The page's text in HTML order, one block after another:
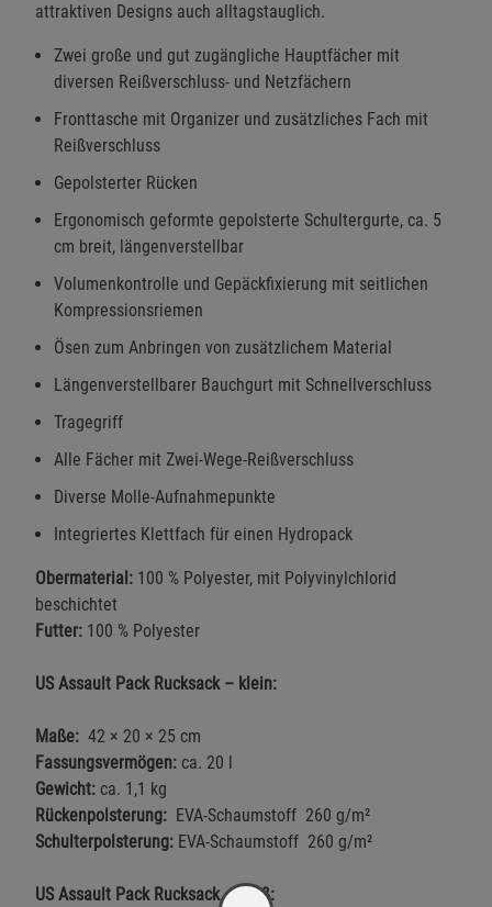
attraktiven Designs auch alltagstauglich.
Zwei große und gut zugängliche Hauptfächer mit
diversen Reißverschluss- und Netzfächern
Fronttasche mit Organizer und zusätzliches Fach mit
Reißverschluss
Gepolsterter Rücken
Ergonomisch geformte gepolsterte Schultergurte, ca. 5
cm breit, längenverstellbar
Volumenkontrolle und Gepäckfixierung mit seitlichen
Kompressionsriemen
Ösen zum Anbringen von zusätzlichem Material
Längenverstellbarer Bauchgurt mit Schnellverschluss
Tragegriff
Alle Fächer mit Zwei-Wege-Reißverschluss
Diverse Molle-Aufnahmepunkte
Integriertes Klettfach für einen Hydropack
Obermaterial: 100 % Polyester, mit Polyvinylchlorid
beschichtet
Futter: 100 % Polyester
US Assault Pack Rucksack – klein:
Maße: 42 × 20 × 25 cm
Fassungsvermögen: ca. 20 l
Gewicht: ca. 1,1 kg
Rückenpolsterung: EVA-Schaumstoff 260 g/m²
Schulterpolsterung: EVA-Schaumstoff 260 g/m²
US Assault Pack Rucksack – groß: